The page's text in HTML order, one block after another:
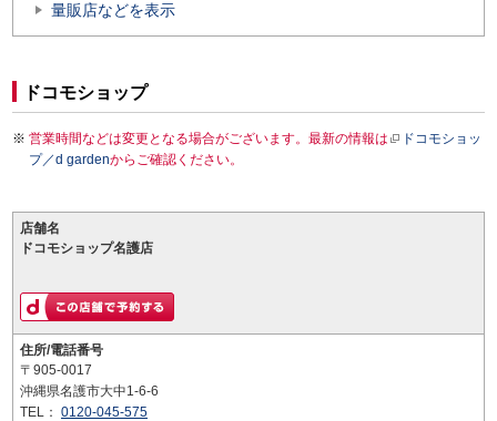
量販店などを表示
ドコモショップ
営業時間などは変更となる場合がございます。最新の情報は
ドコモショッ
プ／d gardenからご確認ください。
店舗名
ドコモショップ名護店
住所/電話番号
〒905-0017
沖縄県名護市大中1-6-6
TEL： 0120-045-575